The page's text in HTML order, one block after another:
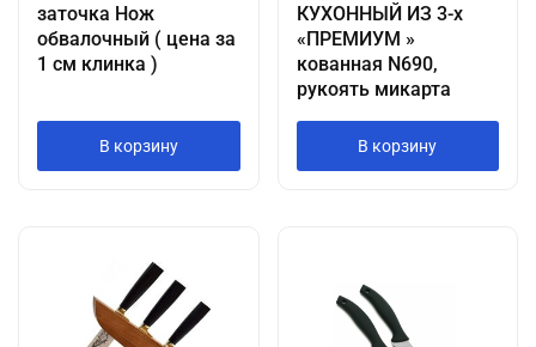
заточка Нож
обвалочный ( цена за
1 см клинка )
В корзину
КУХОННЫЙ ИЗ 3-х
«ПРЕМИУМ »
кованная N690,
рукоять микарта
В корзину